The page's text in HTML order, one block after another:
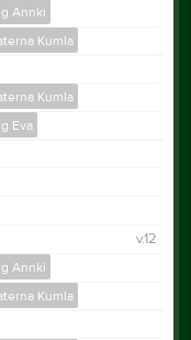
Annki
Kumla
Kumla
Eva
v.12
Annki
Kumla